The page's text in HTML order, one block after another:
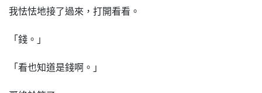
我怯怯地接了過來，打開看看。
「錢。」
「看也知道是錢啊。」